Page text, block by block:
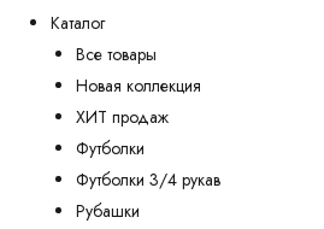
Каталог
Все товары
Новая коллекция
ХИТ продаж
Футболки
Футболки 3/4 рукав
Рубашки